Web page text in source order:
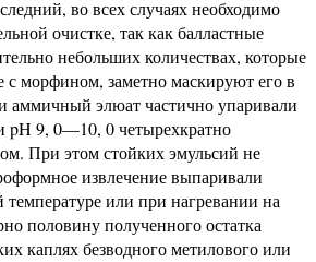
во всех случаях необходимо
очистке, так как балластные
небольших количествах, которые
с морфином, заметно маскируют его в
аммичный элюат частично упаривали
pH 9, 0—10, 0 четырехкратно
При этом стойких эмульсий не
извлечение выпаривали
температуре или при нагревании на
половину полученного остатка
каплях безводного метилового или